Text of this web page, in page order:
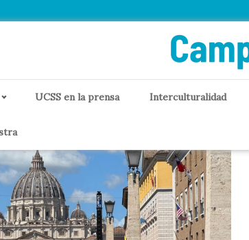
UCSS en la prensa Interculturalidad
del Vaticano